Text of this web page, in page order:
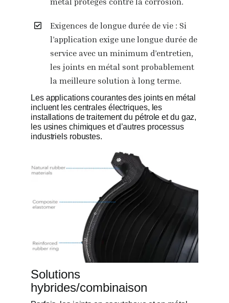
Exigences de longue durée de vie : Si
l’application exige une longue durée de
service avec un minimum d’entretien,
les joints en métal sont probablement
la meilleure solution à long terme.
Les applications courantes des joints en métal
incluent les centrales électriques, les
installations de traitement du pétrole et du gaz,
les usines chimiques et d’autres processus
industriels robustes.
Solutions
hybrides/combinaison